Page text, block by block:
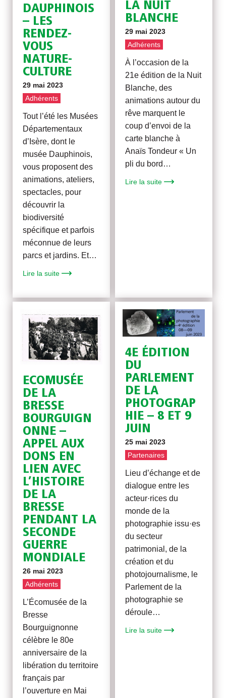
DAUPHINOIS
– LES
RENDEZ-
VOUS
NATURE-
CULTURE
29 mai 2023
Adhérents
Tout l’été les Musées
Départementaux
d’Isère, dont le
musée Dauphinois,
vous proposent des
animations, ateliers,
spectacles, pour
découvrir la
biodiversité
spécifique et parfois
méconnue de leurs
parcs et jardins. Et…
Lire la suite
LA NUIT
BLANCHE
29 mai 2023
Adhérents
À l’occasion de la
21e édition de la Nuit
Blanche, des
animations autour du
rêve marquent le
coup d’envoi de la
carte blanche à
Anaïs Tondeur « Un
pli du bord…
Lire la suite
ECOMUSÉE
DE LA
BRESSE
BOURGUIGN
ONNE –
APPEL AUX
DONS EN
LIEN AVEC
L’HISTOIRE
DE LA
BRESSE
PENDANT LA
SECONDE
GUERRE
MONDIALE
26 mai 2023
Adhérents
L’Écomusée de la
Bresse
Bourguignonne
célèbre le 80e
anniversaire de la
libération du territoire
français par
l’ouverture en Mai
4E ÉDITION
DU
PARLEMENT
DE LA
PHOTOGRAP
HIE – 8 ET 9
JUIN
25 mai 2023
Partenaires
Lieu d’échange et de
dialogue entre les
acteur·rices du
monde de la
photographie issu·es
du secteur
patrimonial, de la
création et du
photojournalisme, le
Parlement de la
photographie se
déroule…
Lire la suite